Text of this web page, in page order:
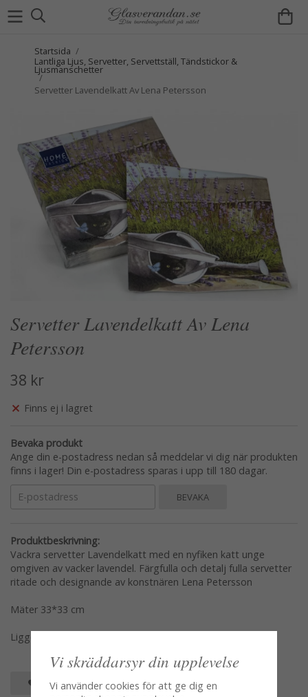
Startsida /
Lantliga Ljus, Servetter, Servettställ, Tändstickor &
Ljusmanschetter
/
Servetter Lavendelkatt Av Lena Petersson
Servetter Lavendelkatt Av Lena
Petersson
38 kr
Finns ej i lagret
Bevaka produkt
Ange din e-postadress nedan så meddelar vi dig när produkten
finns i lager! Din e-postadress sparas i upp till 180 dagar.
BEVAKA
Produktbeskrivning:
Vackra servetter Lavendelkatt med en nyfiken katt unge
omgiven av vacker lavendel. Färgfulla och detalj fulla servetter
ritade och designande av konstnären Lena Petersson
Mäter 33*33 cm
Ligger i pack om 12st servetter
SPARA SOM FAVORIT
Vi skräddarsyr din upplevelse
Vi använder cookies för att ge dig en